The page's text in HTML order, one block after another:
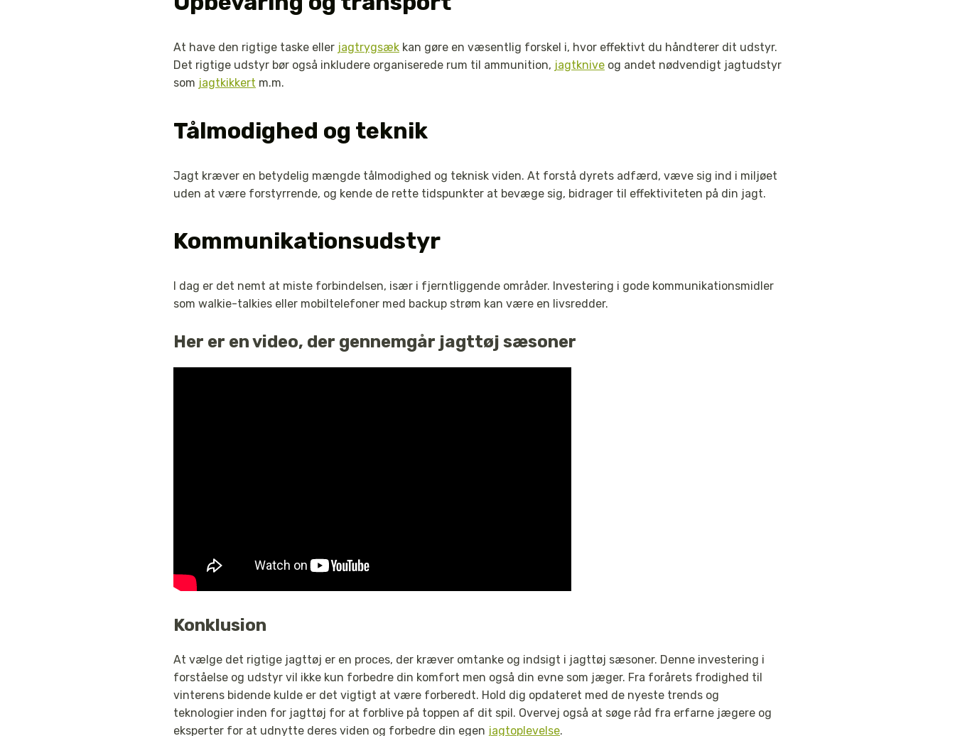
At have den rigtige taske eller jagtrygsæk kan gøre en væsentlig forskel i, hvor effektivt du håndterer dit udstyr.
Det rigtige udstyr bør også inkludere organiserede rum til ammunition, jagtknive og andet nødvendigt jagtudstyr
som jagtkikkert m.m.
Tålmodighed og teknik
Jagt kræver en betydelig mængde tålmodighed og teknisk viden. At forstå dyrets adfærd, væve sig ind i miljøet
uden at være forstyrrende, og kende de rette tidspunkter at bevæge sig, bidrager til effektiviteten på din jagt.
Kommunikationsudstyr
I dag er det nemt at miste forbindelsen, især i fjerntliggende områder. Investering i gode kommunikationsmidler
som walkie-talkies eller mobiltelefoner med backup strøm kan være en livsredder.
Her er en video, der gennemgår jagttøj sæsoner
Konklusion
At vælge det rigtige jagttøj er en proces, der kræver omtanke og indsigt i jagttøj sæsoner. Denne investering i
forståelse og udstyr vil ikke kun forbedre din komfort men også din evne som jæger. Fra forårets frodighed til
vinterens bidende kulde er det vigtigt at være forberedt. Hold dig opdateret med de nyeste trends og
teknologier inden for jagttøj for at forblive på toppen af dit spil. Overvej også at søge råd fra erfarne jægere og
eksperter for at udnytte deres viden og forbedre din egen jagtoplevelse.